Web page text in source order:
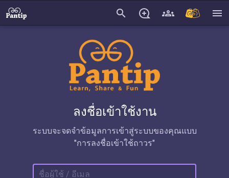
search menu
ลงชื่อเข้าใช้งาน
ระบบจะจดจำข้อมูลการเข้าสู่ระบบของคุณแบบ
"การลงชื่อเข้าใช้ถาวร"